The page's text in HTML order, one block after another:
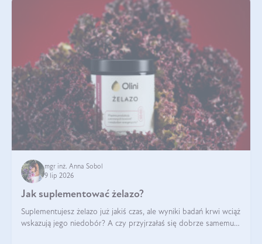
mgr inż. Anna Sobol
9 lip 2026
Jak suplementować żelazo?
Suplementujesz żelazo już jakiś czas, ale wyniki badań krwi wciąż
wskazują jego niedobór? A czy przyjrzałaś się dobrze samemu